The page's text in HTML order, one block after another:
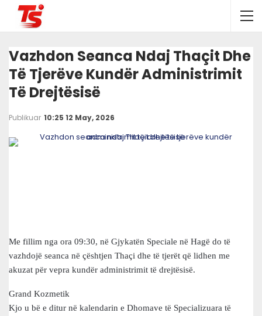
Vazhdon Seanca Ndaj Thaçit Dhe
Të Tjerëve Kundër Administrimit
Të Drejtësisë
Publikuar 10:25 12 May, 2026
Me fillim nga ora 09:30, në Gjykatën Speciale në Hagë do të
vazhdojë seanca në çështjen Thaçi dhe të tjerët që lidhen me
akuzat për vepra kundër administrimit të drejtësisë.
Grand Kozmetik
Kjo u bë e ditur në kalendarin e Dhomave të Specializuara të